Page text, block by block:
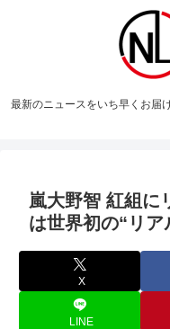
最新のニュースをいち早くお届
嵐大野智 紅組に
は世界初の“リア
X
LINE